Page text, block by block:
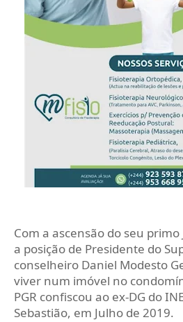
Com a ascensão do seu
a posição de Presidente do
conselheiro Daniel Modesto
viver num imóvel no
PGR confiscou ao ex-DG do
Sebastião, em Julho de 2019.